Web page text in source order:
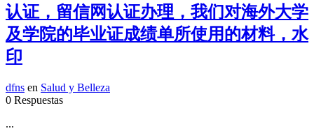
认证，留信网认证办理，我们对海外大学
及学院的毕业证成绩单所使用的材料，水
印
dfns en Salud y Belleza
0 Respuestas
...